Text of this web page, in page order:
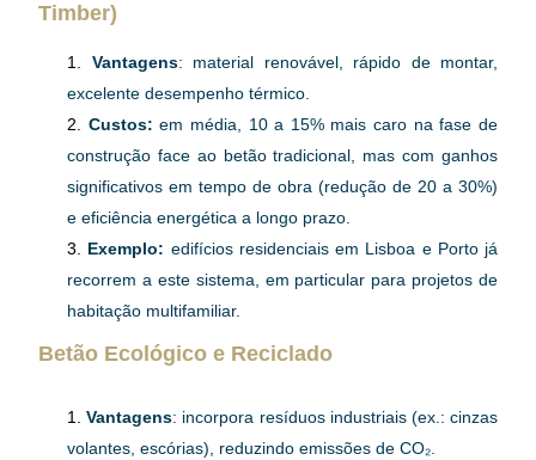
Timber)
Vantagens: material renovável, rápido de montar,
excelente desempenho térmico.
Custos: em média, 10 a 15% mais caro na fase de
construção face ao betão tradicional, mas com ganhos
significativos em tempo de obra (redução de 20 a 30%)
e eficiência energética a longo prazo.
Exemplo: edifícios residenciais em Lisboa e Porto já
recorrem a este sistema, em particular para projetos de
habitação multifamiliar.
Betão Ecológico e Reciclado
Vantagens: incorpora resíduos industriais (ex.: cinzas
volantes, escórias), reduzindo emissões de CO₂.